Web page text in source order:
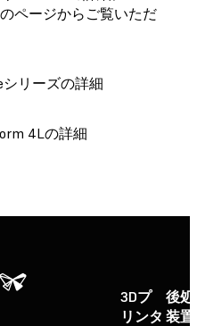
ページからご覧いただ
シリーズの詳細
4Lの詳細
3Dプ
リンタ
後
装置